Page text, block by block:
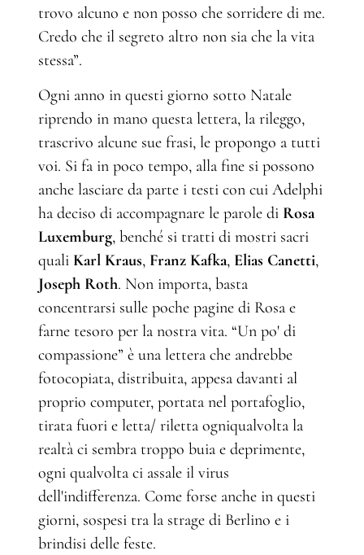
trovo alcuno e non posso che sorridere di me.
Credo che il segreto altro non sia che la vita
stessa”.
Ogni anno in questi giorno sotto Natale
riprendo in mano questa lettera, la rileggo,
trascrivo alcune sue frasi, le propongo a tutti
voi. Si fa in poco tempo, alla fine si possono
anche lasciare da parte i testi con cui Adelphi
ha deciso di accompagnare le parole di Rosa
Luxemburg, benché si tratti di mostri sacri
quali Karl Kraus, Franz Kafka, Elias Canetti,
Joseph Roth. Non importa, basta
concentrarsi sulle poche pagine di Rosa e
farne tesoro per la nostra vita. “Un po' di
compassione” è una lettera che andrebbe
fotocopiata, distribuita, appesa davanti al
proprio computer, portata nel portafoglio,
tirata fuori e letta/ riletta ogniqualvolta la
realtà ci sembra troppo buia e deprimente,
ogni qualvolta ci assale il virus
dell'indifferenza. Come forse anche in questi
giorni, sospesi tra la strage di Berlino e i
brindisi delle feste.